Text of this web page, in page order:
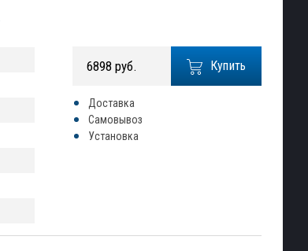
Купить
6898 руб.
Доставка
Самовывоз
Установка